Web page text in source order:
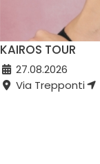
KAIROS TOUR
27.08.2026
Via Trepponti